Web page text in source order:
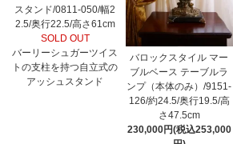
スタンド/0811-050/幅2
2.5/奥行22.5/高さ61cm
SOLD OUT
バーリーシュガーツイス
トの支柱を持つ自立式の
アッシュスタンド
バロックスタイル マー
ブルベース テーブルラ
ンプ（本体のみ）/9151-
126/約24.5/奥行19.5/高
さ47.5cm
230,000円(税込253,000